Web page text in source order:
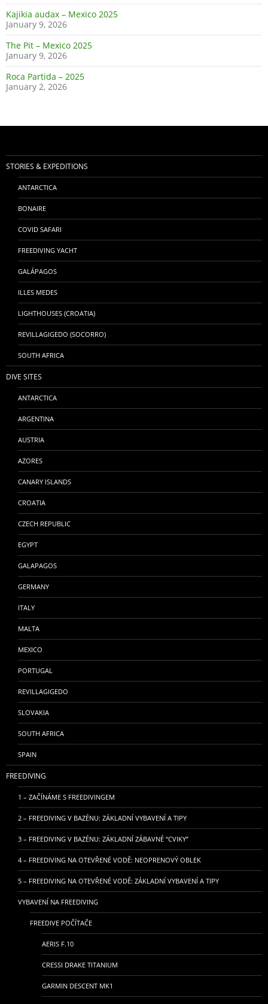
Kajikia audax – Mexico 2025
January 9, 2026
The Pit – Mexico 2025
January 9, 2026
Roca Partida – 2025
January 2, 2026
STORIES & EXPEDITIONS
ANTARCTICA
BONAIRE
COVID SAFARI
FREEDIVING YACHT
GALÁPAGOS
ILLES MEDES
LIGHTHOUSES (CROATIA)
REVILLAGIGEDO (SOCORRO)
SOUTH AFRICA
DIVE SITES
ANTARCTICA
ARGENTINA
AUSTRIA
AZORES
CANARY ISLANDS
CROATIA
CZECH REPUBLIC
EGYPT
GALAPAGOS
GERMANY
ITALY
MALTA
MEXICO
PORTUGAL
REVILLAGIGEDO
SLOVAKIA
SOUTH AFRICA
SPAIN
FREEDIVING
1 – ZAČÍNÁME S FREEDIVINGEM
2 – FREEDIVING V BAZÉNU: ZÁKLADNÍ VYBAVENÍ A TIPY
3 – FREEDIVING V BAZÉNU: ZÁKLADNÍ ZÁBAVNÉ “CVIKY”
4 – FREEDIVING NA OTEVŘENÉ VODĚ: NEOPRENOVÝ OBLEK
5 – FREEDIVING NA OTEVŘENÉ VODĚ: ZÁKLADNÍ VYBAVENÍ A TIPY
VYBAVENÍ NA FREEDIVING
FREEDIVE POČÍTAČE
AERIS F.10
CRESSI DRAKE TITANIUM
GARMIN DESCENT MK1